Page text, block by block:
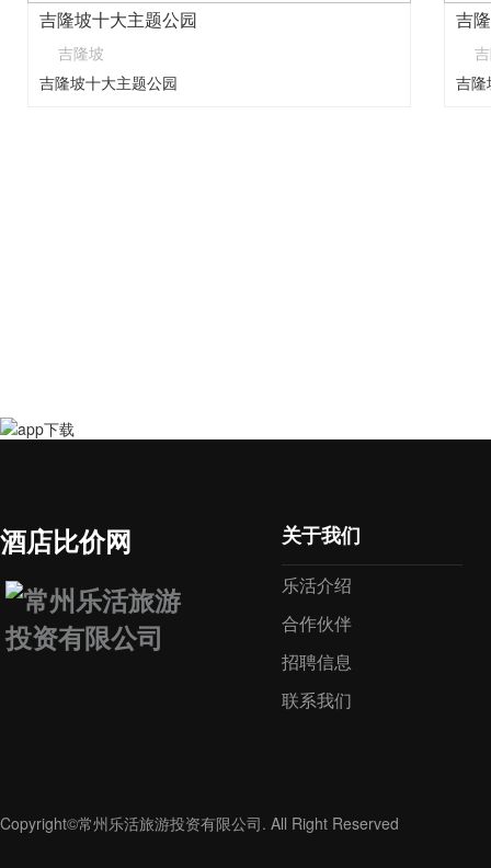
吉隆坡十大主题公园
吉隆坡
吉隆坡十大主题公园
吉
吉隆
酒店比价网 关于我们
乐活介绍
合作伙伴
招聘信息
联系我们
Copyright©常州乐活旅游投资有限公司. All Right Reserved